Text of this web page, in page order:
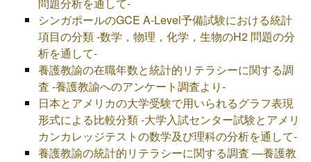
シンガポールのGCE A-Level予備試験における統計
項目の分類 -数学，物理，化学，生物のH2 問題の分
析を通して-
養護教諭の在職年数と統計的リテラシーに関する調
査 -養護教諭へのアンケート調査より-
日本とアメリカの大学受験で用いられるグラフ表現
形式による比較分類 -大学入試センター試験とアメリ
カンカレッジテストの数学及び理科の分析を通して-
養護教諭の統計的リテラシーに関する調査 ―養護教